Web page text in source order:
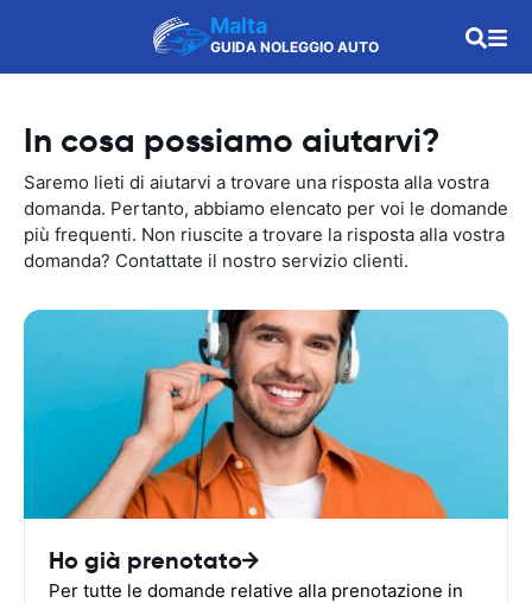
Malta
GUIDA NOLEGGIO AUTO
In cosa possiamo aiutarvi?
Saremo lieti di aiutarvi a trovare una risposta alla vostra
domanda. Pertanto, abbiamo elencato per voi le domande
più frequenti. Non riuscite a trovare la risposta alla vostra
domanda? Contattate il nostro servizio clienti.
Ho già prenotato
Per tutte le domande relative alla prenotazione in